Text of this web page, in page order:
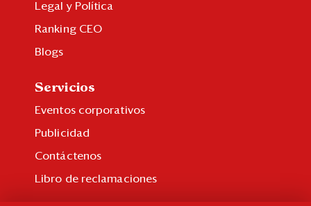
Legal y Política
Ranking CEO
Blogs
Servicios
Eventos corporativos
Publicidad
Contáctenos
Libro de reclamaciones